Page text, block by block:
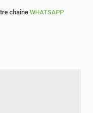
chaîne WHATSAPP